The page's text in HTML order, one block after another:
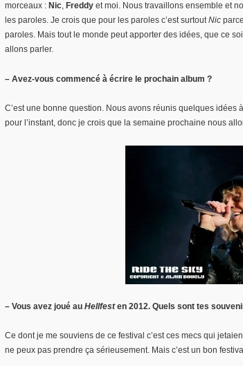
morceaux : Nic, Freddy et moi. Nous travaillons ensemble et
les paroles. Je crois que pour les paroles c’est surtoutNic
paroles. Mais tout le monde peut apporter des idées, que ce
allons parler.
– Avez-vous commencé à écrire le prochain album ?
C’est une bonne question. Nous avons réunis quelques idées
pour l’instant, donc je crois que la semaine prochaine nous
– Vous avez joué au Hellfesten 2012. Quels sont tes
Ce dont je me souviens de ce festival c’est ces mecs qui
ne peux pas prendre ça sérieusement. Mais c’est un bon